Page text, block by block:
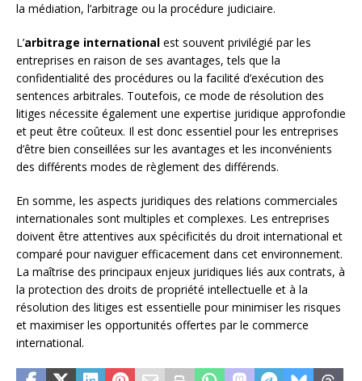
la médiation, l’arbitrage ou la procédure judiciaire.
L’arbitrage international est souvent privilégié par les
entreprises en raison de ses avantages, tels que la
confidentialité des procédures ou la facilité d’exécution des
sentences arbitrales. Toutefois, ce mode de résolution des
litiges nécessite également une expertise juridique approfondie
et peut être coûteux. Il est donc essentiel pour les entreprises
d’être bien conseillées sur les avantages et les inconvénients
des différents modes de règlement des différends.
En somme, les aspects juridiques des relations commerciales
internationales sont multiples et complexes. Les entreprises
doivent être attentives aux spécificités du droit international et
comparé pour naviguer efficacement dans cet environnement.
La maîtrise des principaux enjeux juridiques liés aux contrats, à
la protection des droits de propriété intellectuelle et à la
résolution des litiges est essentielle pour minimiser les risques
et maximiser les opportunités offertes par le commerce
international.